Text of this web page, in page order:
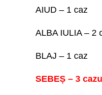
AIUD – 1 caz
ALBA IULIA – 2
BLAJ – 1 caz
SEBEȘ – 3